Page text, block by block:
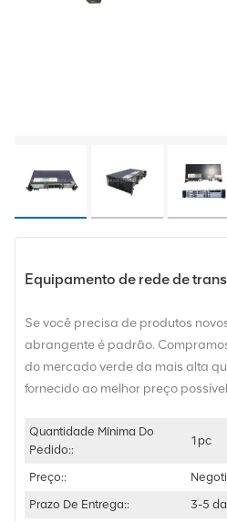
Equipamento de rede de
Se você precisa de produtos
abrangente é padrão.
do mercado verde da mais alta
fornecido ao melhor preço
Quantidade Mínima Do
Pedido::
1pc
Preço::
Prazo De Entrega::
3-5